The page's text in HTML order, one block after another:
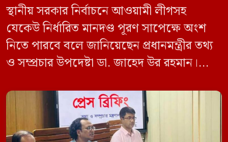
স্থানীয় সরকার নির্বাচনে আওয়ামী লীগসহ
যেকেউ নির্ধারিত মানদণ্ড পূরণ সাপেক্ষে অংশ
নিতে পারবে বলে জানিয়েছেন প্রধানমন্ত্রীর তথ্য
ও সম্প্রচার উপদেষ্টা ডা. জাহেদ উর রহমান।
সম্মেলন কক্ষে এক প্রেস ব্রিফিংয়ে সাংবাদিকদের
এক প্রশ্নের জবাবে তিনি এ কথা বলেন।